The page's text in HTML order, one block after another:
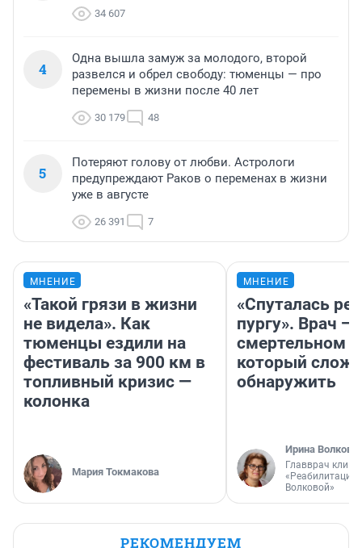
34 607
4
Одна вышла замуж за молодого, второй
развелся и обрел свободу: тюменцы — про
перемены в жизни после 40 лет
30 179 48
5
Потеряют голову от любви. Астрологи
предупреждают Раков о переменах в жизни
уже в августе
26 391 7
МНЕНИЕ
«Такой грязи в жизни
не видела». Как
тюменцы ездили на
фестиваль за 900 км в
топливный кризис —
колонка
Мария Токмакова
МНЕНИЕ
«Спуталась
пургу». Врач —
смертельном
который
обнаружить
Ирина Волкова
Главврач
«Реабилитация
Волковой»
РЕКОМЕНДУЕМ